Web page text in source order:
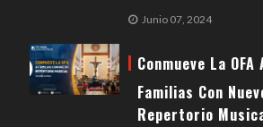
Junio 07, 2024
Conmueve La OFA
Familias Con
Repertorio